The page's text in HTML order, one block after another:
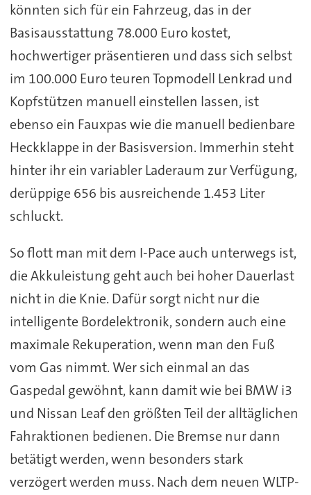
könnten sich für ein Fahrzeug, das in der
Basisausstattung 78.000 Euro kostet,
hochwertiger präsentieren und dass sich selbst
im 100.000 Euro teuren Topmodell Lenkrad und
Kopfstützen manuell einstellen lassen, ist
ebenso ein Fauxpas wie die manuell bedienbare
Heckklappe in der Basisversion. Immerhin steht
hinter ihr ein variabler Laderaum zur Verfügung,
derüppige 656 bis ausreichende 1.453 Liter
schluckt.
So flott man mit dem I-Pace auch unterwegs ist,
die Akkuleistung geht auch bei hoher Dauerlast
nicht in die Knie. Dafür sorgt nicht nur die
intelligente Bordelektronik, sondern auch eine
maximale Rekuperation, wenn man den Fuß
vom Gas nimmt. Wer sich einmal an das
Gaspedal gewöhnt, kann damit wie bei BMW i3
und Nissan Leaf den größten Teil der alltäglichen
Fahraktionen bedienen. Die Bremse nur dann
betätigt werden, wenn besonders stark
verzögert werden muss. Nach dem neuen WLTP-